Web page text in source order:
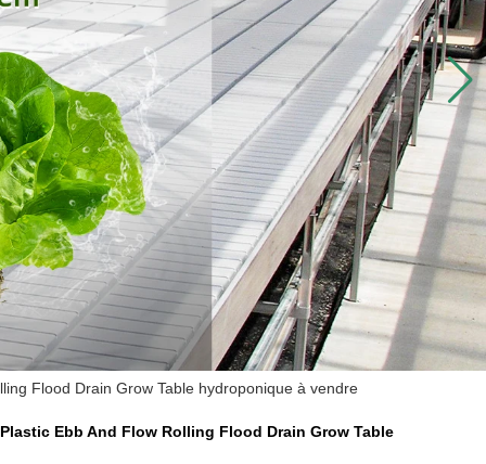
Flood Drain Grow Table hydroponique à vendre
Ebb And Flow Rolling Flood Drain Grow Table